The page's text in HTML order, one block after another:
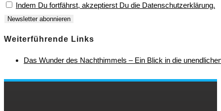
Indem Du fortfährst, akzeptierst Du die Datenschutzerklärung.
Weiterführende Links
Das Wunder des Nachthimmels – Ein Blick in die